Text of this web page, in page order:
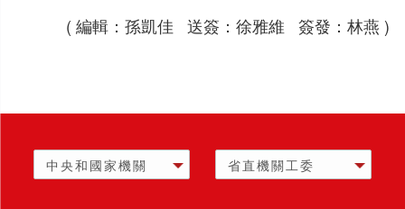
( 編輯：孫凱佳 送簽：徐雅維 簽發：林燕 )
中央和國家機關 省直機關工委